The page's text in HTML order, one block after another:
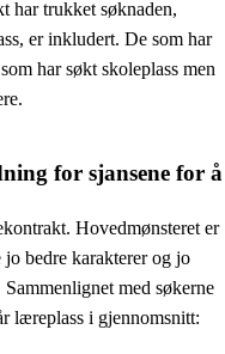
har trukket søknaden,
er inkludert. De som har
har søkt skoleplass men
for sjansene for å
Hovedmønsteret er
bedre karakterer og jo
med søkerne
læreplass i gjennomsnitt: